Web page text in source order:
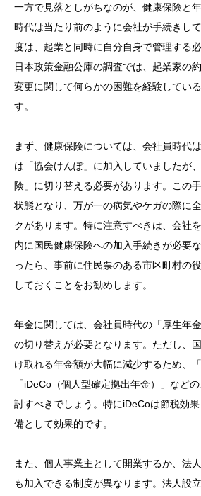
一方で見落としがちなのが、健康保険と
時代は当たり前のように会社が手続きし
度は、起業と同時に自分自身で管理する
日本政策金融公庫の調査では、起業家の
変更に関して何らかの困難を経験してい
す。
まず、健康保険については、会社員時代
は「協会けんぽ」に加入していましたが
険」に切り替える必要があります。この
状態となり、万が一の病気やケガの際に
クがあります。特に注意すべきは、会社
内に国民健康保険への加入手続きが必要
ったら、事前に住民票のある市区町村の
しておくことをお勧めします。
年金に関しては、会社員時代の「厚生年
の切り替えが必要となります。ただし、
け取れる年金額が大幅に減少するため、
「iDeCo（個人型確定拠出年金）」など
討すべきでしょう。特にiDeCoは節税効
備として効果的です。
また、個人事業主として開業するか、法
も加入できる制度が異なります。法人設